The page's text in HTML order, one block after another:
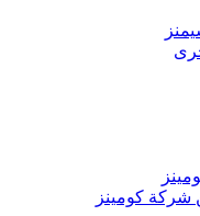
كومينز